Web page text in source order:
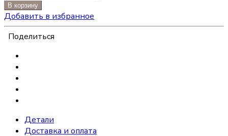
В корзину
Добавить в избранное
Поделиться
Детали
Доставка и оплата